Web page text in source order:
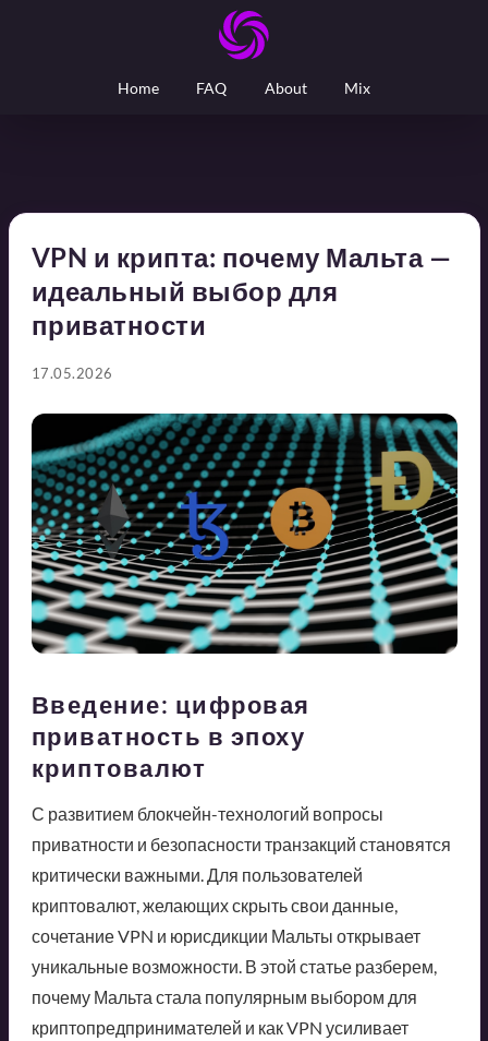
Home FAQ About Mix
VPN и крипта: почему Мальта —
идеальный выбор для
приватности
17.05.2026
Введение: цифровая
приватность в эпоху
криптовалют
С развитием блокчейн-технологий вопросы
приватности и безопасности транзакций становятся
критически важными. Для пользователей
криптовалют, желающих скрыть свои данные,
сочетание VPN и юрисдикции Мальты открывает
уникальные возможности. В этой статье разберем,
почему Мальта стала популярным выбором для
криптопредпринимателей и как VPN усиливает